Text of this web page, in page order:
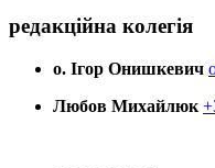
редакційна колегія
о. Ігор Онишкевич
Любов Михайлюк